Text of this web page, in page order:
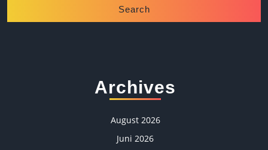
Archives
August 2026
Juni 2026